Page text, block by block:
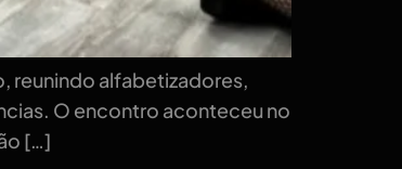
reunindo alfabetizadores,
O encontro aconteceu no
[…]